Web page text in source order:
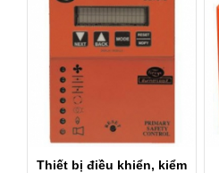
Thiết bị điều khiển, kiểm